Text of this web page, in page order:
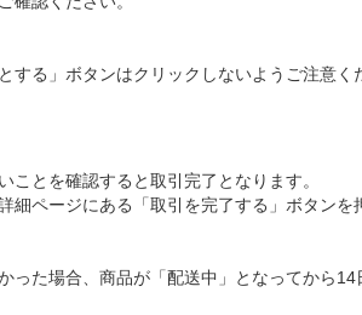
する」ボタンはクリックしないようご注意く
ことを確認すると取引完了となります。
細ページにある「取引を完了する」ボタンを
った場合、商品が「配送中」となってから14